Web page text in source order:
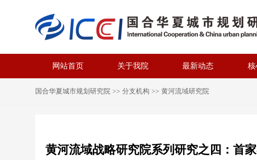
网站首页 关于我院 最新动态 核
国合华夏城市规划研究院 >> 分支机构 >> 黄河流域研究院
黄河流域战略研究院系列研究之四：首